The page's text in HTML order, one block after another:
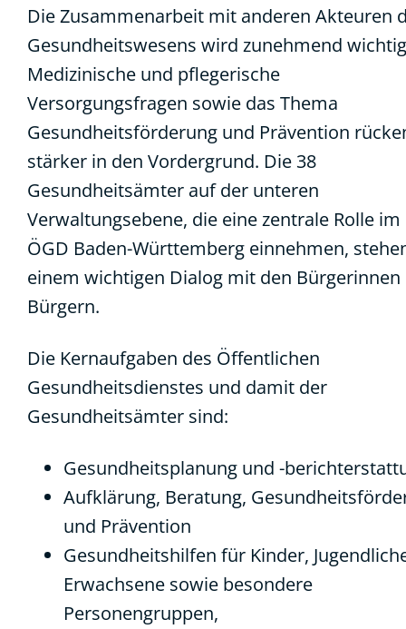
Die Zusammenarbeit mit anderen Akteuren
Gesundheitswesens wird zunehmend
Medizinische und pflegerische
Versorgungsfragen sowie das Thema
Gesundheitsförderung und Prävention
stärker in den Vordergrund. Die 38
Gesundheitsämter auf der unteren
Verwaltungsebene, die eine zentrale Rolle im
ÖGD Baden-Württemberg einnehmen,
einem wichtigen Dialog mit den Bürgerinnen
Bürgern.
Die Kernaufgaben des Öffentlichen
Gesundheitsdienstes und damit der
Gesundheitsämter sind:
Gesundheitsplanung und -
Aufklärung, Beratung,
und Prävention
Gesundheitshilfen für Kinder,
Erwachsene sowie besondere
Personengruppen,